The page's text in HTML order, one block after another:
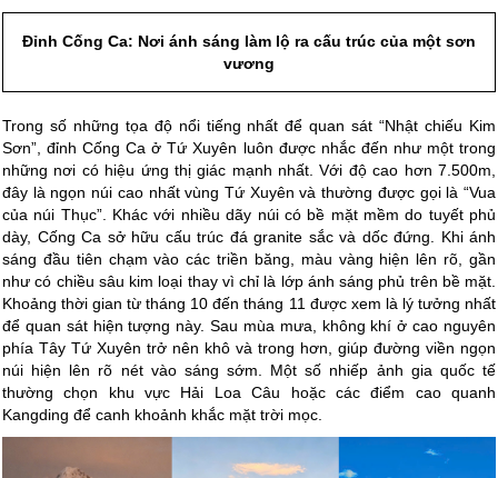
Đỉnh Cống Ca: Nơi ánh sáng làm lộ ra cấu trúc của một sơn
vương
Trong số những tọa độ nổi tiếng nhất để quan sát “Nhật chiếu Kim
Sơn”, đỉnh Cống Ca ở Tứ Xuyên luôn được nhắc đến như một trong
những nơi có hiệu ứng thị giác mạnh nhất. Với độ cao hơn 7.500m,
đây là ngọn núi cao nhất vùng Tứ Xuyên và thường được gọi là “Vua
của núi Thục”. Khác với nhiều dãy núi có bề mặt mềm do tuyết phủ
dày, Cống Ca sở hữu cấu trúc đá granite sắc và dốc đứng. Khi ánh
sáng đầu tiên chạm vào các triền băng, màu vàng hiện lên rõ, gần
như có chiều sâu kim loại thay vì chỉ là lớp ánh sáng phủ trên bề mặt.
Khoảng thời gian từ tháng 10 đến tháng 11 được xem là lý tưởng nhất
để quan sát hiện tượng này. Sau mùa mưa, không khí ở cao nguyên
phía Tây Tứ Xuyên trở nên khô và trong hơn, giúp đường viền ngọn
núi hiện lên rõ nét vào sáng sớm. Một số nhiếp ảnh gia quốc tế
thường chọn khu vực Hải Loa Câu hoặc các điểm cao quanh
Kangding để canh khoảnh khắc mặt trời mọc.